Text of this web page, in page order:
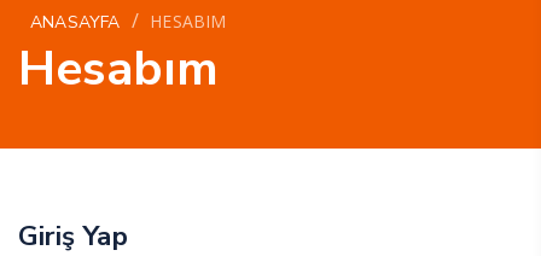
ANASAYFA / HESABIM
Hesabım
Giriş Yap